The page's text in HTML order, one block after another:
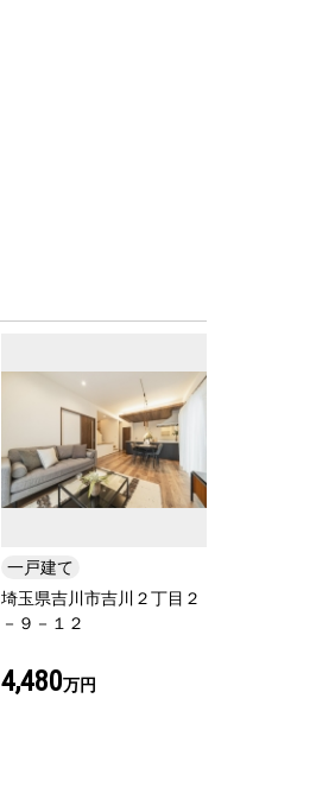
一戸建て
埼玉県吉川市吉川２丁目２
－９－１２
4,480万円